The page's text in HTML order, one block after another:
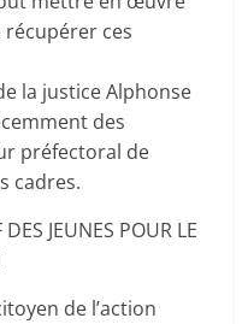
ces
la justice Alphonse
des
préfectoral de
cadres.
JEUNES POUR LE
de l’action